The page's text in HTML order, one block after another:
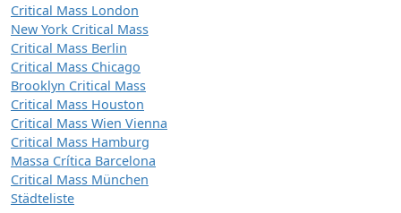
Critical Mass London
New York Critical Mass
Critical Mass Berlin
Critical Mass Chicago
Brooklyn Critical Mass
Critical Mass Houston
Critical Mass Wien Vienna
Critical Mass Hamburg
Massa Crítica Barcelona
Critical Mass München
Städteliste